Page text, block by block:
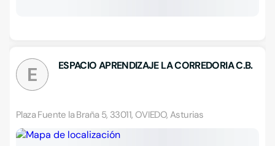
E ESPACIO APRENDIZAJE LA CORREDORIA C.B.
Plaza Fuente la Braña 5, 33011, OVIEDO, Asturias